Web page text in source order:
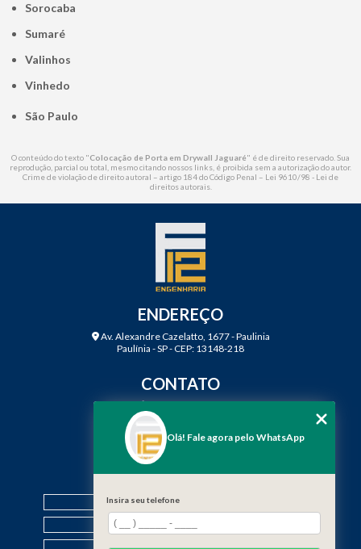
Sorocaba
Sumaré
Valinhos
Vinhedo
São Paulo
O conteúdo do texto "Colocação de Porta em Drywall Jaguaré" é de direito reservado. Sua
reprodução, parcial ou total, mesmo citando nossos links, é proibida sem a autorização do autor.
Crime de violação de direito autoral – artigo 184 do Código Penal – Lei 9610/98 - Lei de
direitos autorais.
ENDEREÇO
Av. Alexandre Cazelatto, 1677 - Paulinia
Paulínia - SP - CEP: 13148-218
CONTATO
(19) 99968-7979
contato@f12engenharia.com.br
MENU
HOME
QUEM SOMOS
Olá! Fale agora pelo WhatsApp
Insira seu telefone